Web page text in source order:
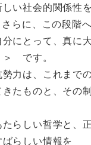
い社会的関係性
らに、この段階
にとって、真に
です。
力は、これまで
たものと、その
らしい哲学と、
らしい情報を